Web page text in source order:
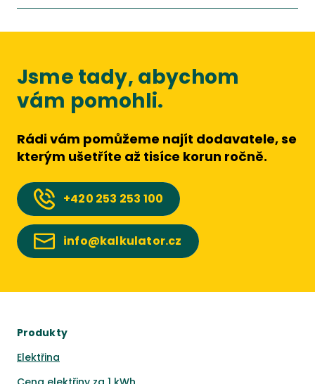
Při předčasném vypovězení smlouvy vám General Energy
Jsme tady, abychom
vám pomohli.
Rádi vám pomůžeme najít dodavatele, se
kterým ušetříte až tisíce korun ročně.
+420 253 253 100
info@kalkulator.cz
Produkty
Elektřina